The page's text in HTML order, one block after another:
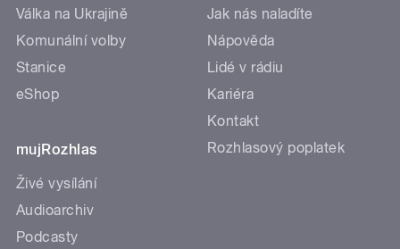
Válka na Ukrajině
Komunální volby
Stanice
eShop
mujRozhlas
Živé vysílání
Audioarchiv
Podcasty
Jak nás naladíte
Nápověda
Lidé v rádiu
Kariéra
Kontakt
Rozhlasový poplatek